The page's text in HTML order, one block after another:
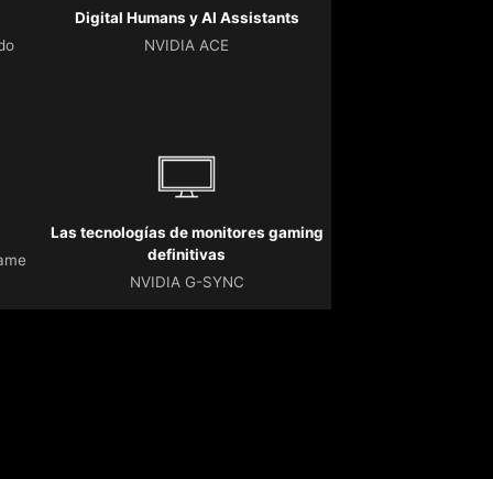
Digital Humans y AI Assistants
NVIDIA ACE
Las tecnologías de monitores gaming
definitivas
NVIDIA G-SYNC